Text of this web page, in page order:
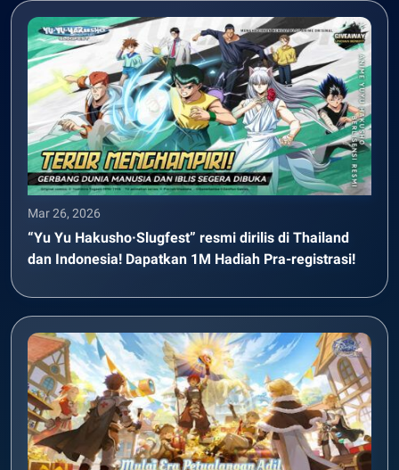
Mar 26, 2026
“Yu Yu Hakusho·Slugfest” resmi dirilis di Thailand
dan Indonesia! Dapatkan 1M Hadiah Pra-registrasi!